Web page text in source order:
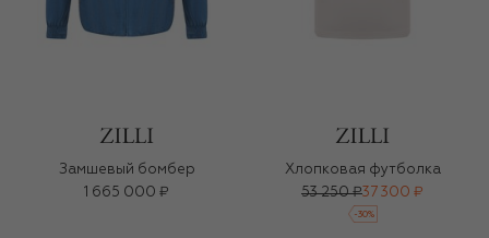
Замшевый бомбер
1 665 000 ₽
Хлопковая футболка
53 250 ₽37 300 ₽
-30%